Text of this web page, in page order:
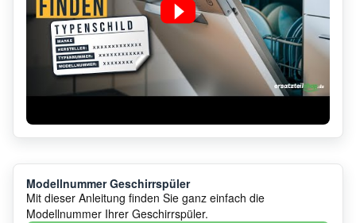
Modellnummer Geschirrspüler
Mit dieser Anleitung finden Sie ganz einfach die
Modellnummer Ihrer Geschirrspüler.